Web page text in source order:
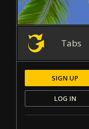
Tabs
SIGN UP
LOG IN